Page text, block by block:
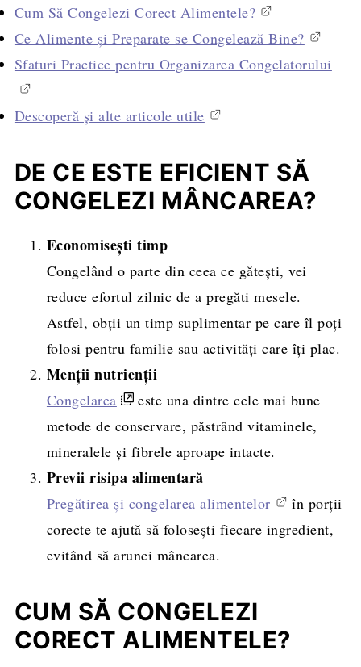
Cum Să Congelezi Corect Alimentele?
Ce Alimente și Preparate se Congelează Bine?
Sfaturi Practice pentru Organizarea Congelatorului
Descoperă și alte articole utile
DE CE ESTE EFICIENT SĂ
CONGELEZI MÂNCAREA?
Economisești timp
Congelând o parte din ceea ce gătești, vei
reduce efortul zilnic de a pregăti mesele.
Astfel, obții un timp suplimentar pe care îl poți
folosi pentru familie sau activități care îți plac.
Menții nutrienții
Congelarea
este una dintre cele mai bune
metode de conservare, păstrând vitaminele,
mineralele și fibrele aproape intacte.
Previi risipa alimentară
Pregătirea și congelarea alimentelor
în porții
corecte te ajută să folosești fiecare ingredient,
evitând să arunci mâncarea.
CUM SĂ CONGELEZI
CORECT ALIMENTELE?